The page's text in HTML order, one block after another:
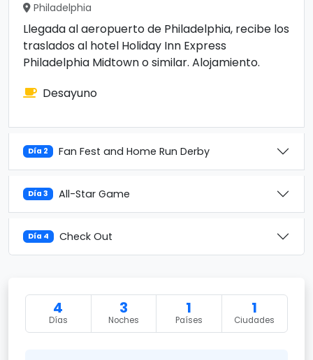
Philadelphia
Llegada al aeropuerto de Philadelphia, recibe los
traslados al hotel Holiday Inn Express
Philadelphia Midtown o similar. Alojamiento.
Desayuno
Día 2 Fan Fest and Home Run Derby
Día 3 All-Star Game
Día 4 Check Out
4
Días
3
Noches
1
Países
1
Ciudades